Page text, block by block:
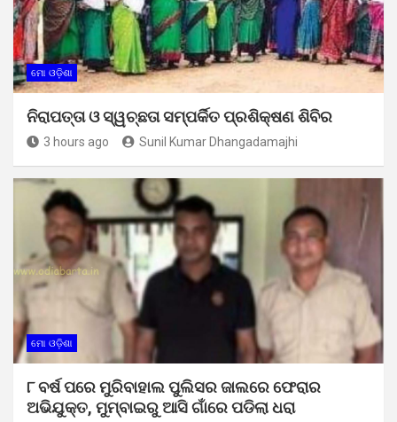
ମୋ ଓଡ଼ିଶା
ନିରାପତ୍ତା ଓ ସ୍ୱଚ୍ଛତା ସମ୍ପର୍କିତ ପ୍ରଶିକ୍ଷଣ ଶିବିର
3 hours ago Sunil Kumar Dhangadamajhi
ମୋ ଓଡ଼ିଶା
୮ ବର୍ଷ ପରେ ମୁରିବାହାଲ ପୁଲିସର ଜାଲରେ ଫେରାର
ଅଭିଯୁକ୍ତ, ମୁମ୍ବାଇରୁ ଆସି ଗାଁରେ ପଡିଲା ଧରା